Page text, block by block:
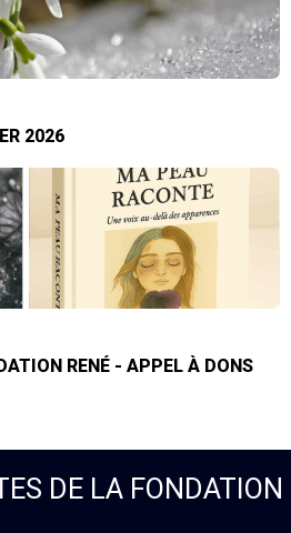
2026
RENÉ - APPEL À DONS
DE LA FONDATION